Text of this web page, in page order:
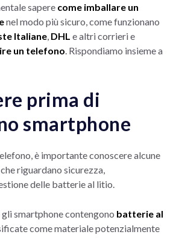
sapere come imballare un
nel modo più sicuro, come funzionano
Italiane DHL e altri corrieri e
un telefono . Rispondiamo insieme a
prima di
smartphone
è importante conoscere alcune
riguardano sicurezza,
delle batterie al litio.
smartphone contengono batterie al
come materiale potenzialmente